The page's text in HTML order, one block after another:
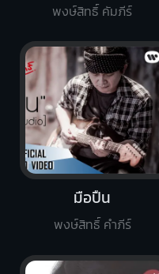
มือปืน
พงษ์สิทธิ์ คำภีร์
พงษ์สิทธิ์ คัมภีร์